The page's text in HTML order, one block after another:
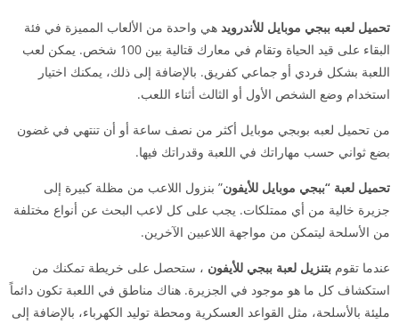
تحميل لعبه ببجي موبايل للأندرويد هي واحدة من الألعاب المميزة في فئة
البقاء على قيد الحياة وتقام في معارك قتالية بين 100 شخص. يمكن لعب
اللعبة بشكل فردي أو جماعي كفريق. بالإضافة إلى ذلك، يمكنك اختيار
استخدام وضع الشخص الأول أو الثالث أثناء اللعب.
من تحميل لعبه بوبجي موبايل أكثر من نصف ساعة أو أن تنتهي في غضون
بضع ثواني حسب مهاراتك في اللعبة وقدراتك فيها.
تحميل لعبة “ببجي موبايل للأيفون” بنزول اللاعب من مظلة كبيرة إلى
جزيرة خالية من أي ممتلكات. يجب على كل لاعب البحث عن أنواع مختلفة
من الأسلحة ليتمكن من مواجهة اللاعبين الآخرين.
عندما تقوم بتنزيل لعبة ببجي للأيفون ، ستحصل على خريطة تمكنك من
استكشاف كل ما هو موجود في الجزيرة. هناك مناطق في اللعبة تكون دائماً
مليئة بالأسلحة، مثل القواعد العسكرية ومحطة توليد الكهرباء، بالإضافة إلى